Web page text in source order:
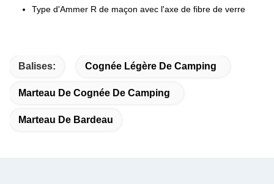
Type d'Ammer R de maçon avec l'axe de fibre de verre
Balises: Cognée Légère De Camping
Marteau De Cognée De Camping
Marteau De Bardeau